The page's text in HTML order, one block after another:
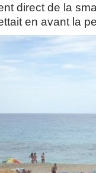
direct de la
en avant la